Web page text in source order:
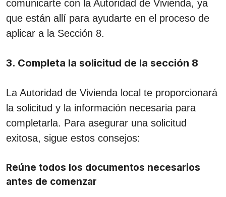
comunicarte con la Autoridad de Vivienda, ya
que están allí para ayudarte en el proceso de
aplicar a la Sección 8.
3. Completa la solicitud de la sección 8
La Autoridad de Vivienda local te proporcionará
la solicitud y la información necesaria para
completarla. Para asegurar una solicitud
exitosa, sigue estos consejos:
Reúne todos los documentos necesarios
antes de comenzar